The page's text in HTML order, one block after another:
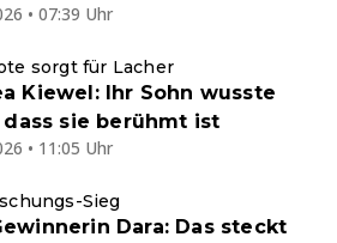
• 07:39 Uhr
sorgt für Lacher
Kiewel: Ihr Sohn wusste
sie berühmt ist
• 11:05 Uhr
Sieg
Dara: Das steckt